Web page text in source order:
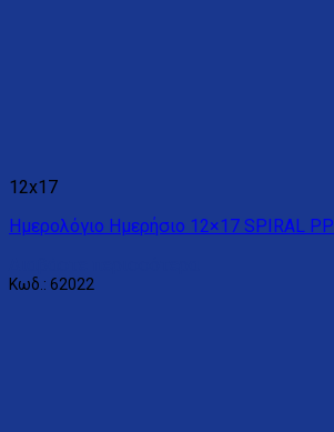
12x17
Ημερολόγιο Ημερήσιο 12×17 SPIRAL PP
Κωδ.: 62022